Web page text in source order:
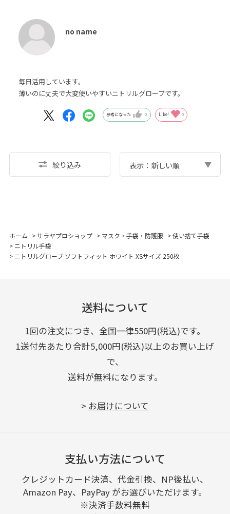
no name
毎日活用しています。
薄いのに丈夫で大変使いやすいニトリルグローブです。
参考になった 0 Like! 0
絞り込み 表示：新しい順
ホーム >サラヤプロショップ > マスク・手袋・防護服 >使い捨て手袋
> ニトリル手袋
> ニトリルグローブ ソフトフィット ホワイト XSサイズ 250枚
送料について
1回の注文につき、全国一律550円(税込)です。
1送付先あたり合計5,000円(税込)以上のお買い上げ
で、
送料が無料になります。
> お届けについて
支払い方法について
クレジットカード決済、代金引換、NP後払い、
Amazon Pay、PayPay がお選びいただけます。
※決済手数料無料